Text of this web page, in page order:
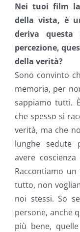
Nei tuoi film
della vista, è
deriva questa
percezione,
della verità?
Sono convinto
memoria, per
sappiamo tutti.
che spesso si
verità, ma che
lunghe sedute
avere
Raccontiamo
tutto, non
noi stessi. So
persone, anche
più bene,